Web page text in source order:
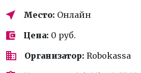
Место: Онлайн
Цена: 0 руб.
Организатор: Robokassa